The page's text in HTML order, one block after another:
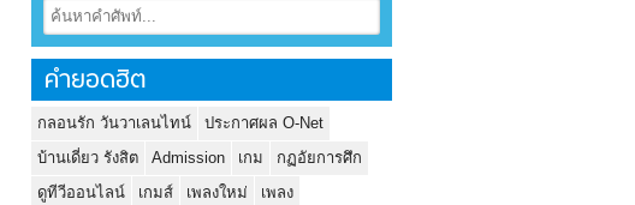
คำยอดฮิต
กลอนรัก วันวาเลนไทน์
ประกาศผล O-Net
บ้านเดี่ยว รังสิต
Admission เกม
กฏอัยการศึก
ดูทีวีออนไลน์
เกมส์ เพลงใหม่
เพลง